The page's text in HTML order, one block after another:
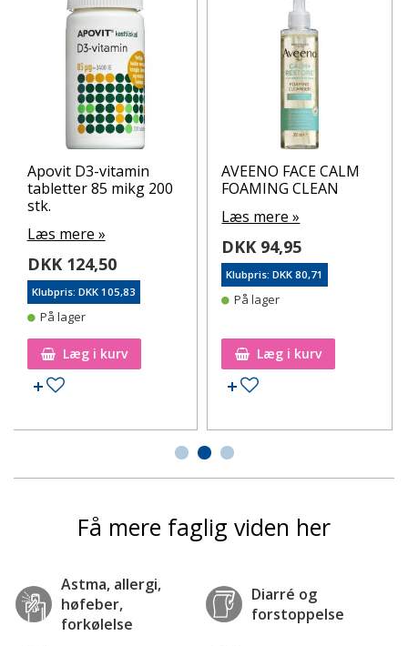
Apovit D3-vitamin
tabletter 85 mikg 200
stk.
Læs mere »
DKK 124,50
Klubpris: DKK 105,83
På lager
Læg i kurv
Tilføj til ønskeseddel
AVEENO FACE CALM
FOAMING CLEAN
Læs mere »
DKK 94,95
Klubpris: DKK 80,71
På lager
Læg i kurv
Tilføj til ønskeseddel
Få mere faglig viden her
Astma, allergi,
høfeber,
forkølelse
Diarré og
forstoppelse